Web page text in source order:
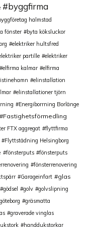
byggfirma
halmstad
fönster
byta köksluckor
elektriker hultsfred
partille
elektriker
elfirma kalmar
elfirma
elinstallation
elinstallationer tjörn
Energiborrning Borlänge
Fastighetsförmedling
FTX aggregat
flyttfirma
Flyttstädning Helsingborg
fönsterputs
fönsterputs
fönsterrenovering
Garageinfart
glas
gödsel golv
golvslipning
göteborg
gräsmatta
graverade vinglas
handdukstorkar